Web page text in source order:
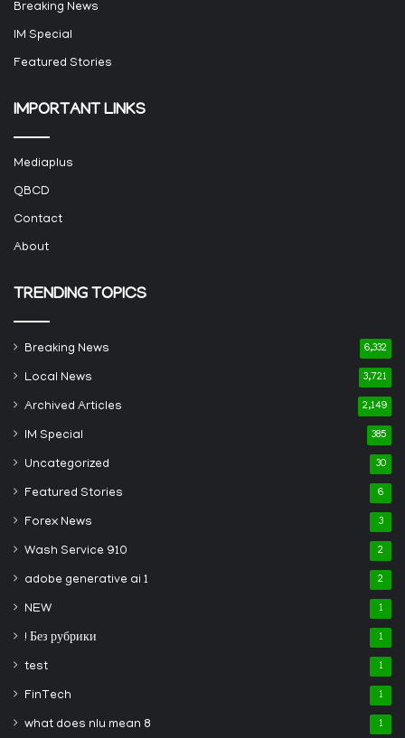
Breaking News
IM Special
Featured Stories
IMPORTANT LINKS
Mediaplus
QBCD
Contact
About
TRENDING TOPICS
Breaking News 6,332
Local News 3,721
Archived Articles 2,149
IM Special 385
Uncategorized 30
Featured Stories 6
Forex News 3
Wash Service 910 2
adobe generative ai 1 2
NEW 1
! Без рубрики 1
test 1
FinTech 1
what does nlu mean 8 1